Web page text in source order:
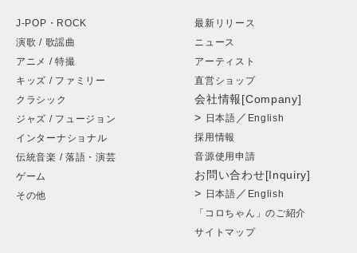
J-POP・ROCK
演歌 / 歌謡曲
アニメ / 特撮
キッズ / ファミリー
クラシック
ジャズ / フュージョン
インターナショナル
伝統音楽 / 落語・演芸
ゲーム
その他
最新リリース
ニュース
アーティスト
直営ショップ
会社情報[Company]
> 日本語 ／ English
採用情報
音源使用申請
お問い合わせ[Inquiry]
> 日本語 ／ English
「コロちゃん」のご紹介
サイトマップ